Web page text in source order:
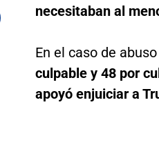
necesitaban al
En el caso de
culpable y 48 por
apoyó enjuiciar a